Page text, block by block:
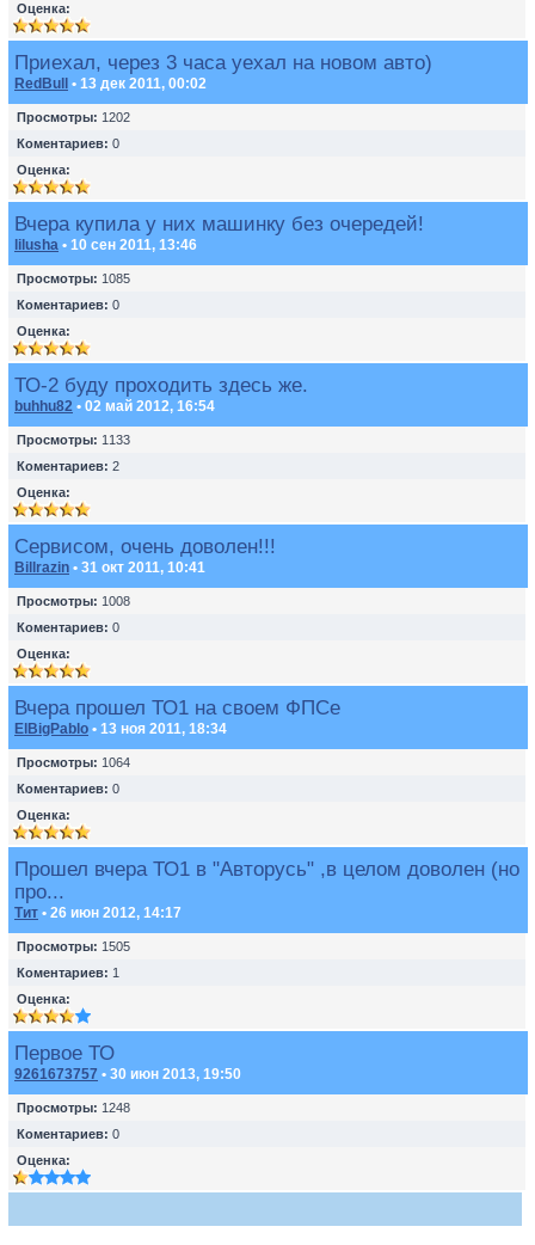
Оценка:
Приехал, через 3 часа уехал на новом авто)
RedBull • 13 дек 2011, 00:02
Просмотры: 1202
Коментариев: 0
Оценка:
Вчера купила у них машинку без очередей!
lilusha • 10 сен 2011, 13:46
Просмотры: 1085
Коментариев: 0
Оценка:
ТО-2 буду проходить здесь же.
buhhu82 • 02 май 2012, 16:54
Просмотры: 1133
Коментариев: 2
Оценка:
Сервисом, очень доволен!!!
Billrazin • 31 окт 2011, 10:41
Просмотры: 1008
Коментариев: 0
Оценка:
Вчера прошел ТО1 на своем ФПСе
ElBigPablo • 13 ноя 2011, 18:34
Просмотры: 1064
Коментариев: 0
Оценка:
Прошел вчера ТО1 в "Авторусь" ,в целом доволен (но
про...
Тит • 26 июн 2012, 14:17
Просмотры: 1505
Коментариев: 1
Оценка:
Первое ТО
9261673757 • 30 июн 2013, 19:50
Просмотры: 1248
Коментариев: 0
Оценка: